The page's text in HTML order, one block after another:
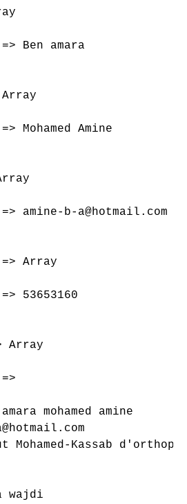
Ben amara
Mohamed Amine
amine-b-a@hotmail.com
Array
53653160
Array
=>
mohamed amine
Kassab
wajdi